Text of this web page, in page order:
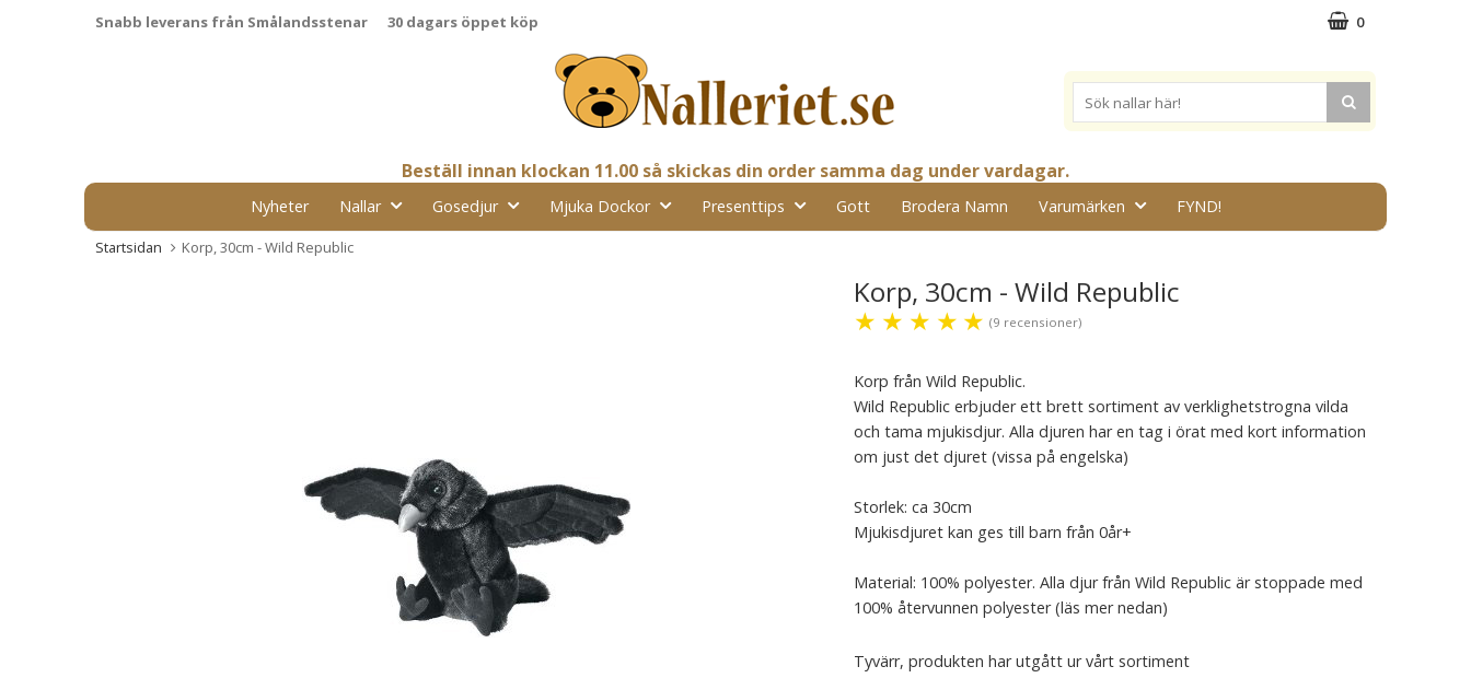
Snabb leverans från Smålandsstenar 30 dagars öppet köp 0
Beställ innan klockan 11.00 så skickas din order samma dag under vardagar.
Nyheter Nallar Gosedjur Mjuka Dockor Presenttips Gott Brodera Namn Varumärken FYND!
Startsidan Korp, 30cm - Wild Republic
Korp, 30cm - Wild Republic
★ ★ ★ ★ ★ (9 recensioner)
Korp från Wild Republic.
Wild Republic erbjuder ett brett sortiment av verklighetstrogna vilda
och tama mjukisdjur. Alla djuren har en tag i örat med kort information
om just det djuret (vissa på engelska)
Storlek: ca 30cm
Mjukisdjuret kan ges till barn från 0år+
Material: 100% polyester. Alla djur från Wild Republic är stoppade med
100% återvunnen polyester (läs mer nedan)
Tyvärr, produkten har utgått ur vårt sortiment